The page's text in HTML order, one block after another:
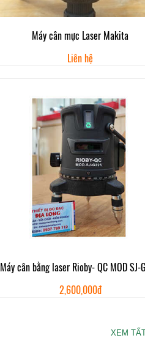
Máy cân mực Laser Makita
Liên hệ
Máy cân bằng laser Rioby- QC MOD SJ-
2,600,000đ
XEM